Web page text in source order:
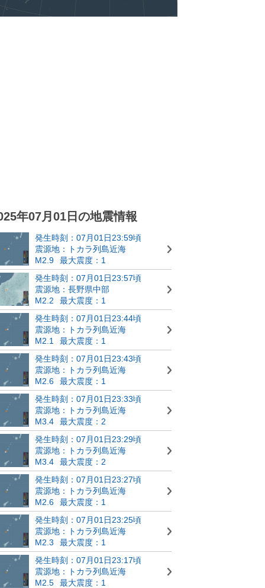
年07月01日の地震情報
発生時刻：07月01日23:59頃
震源地：トカラ列島近海
M2.9
最大震度：1
発生時刻：07月01日23:57頃
震源地：長野県中部
M2.2
最大震度：1
発生時刻：07月01日23:44頃
震源地：トカラ列島近海
M2.1
最大震度：1
発生時刻：07月01日23:43頃
震源地：トカラ列島近海
M2.6
最大震度：1
発生時刻：07月01日23:33頃
震源地：トカラ列島近海
M3.4
最大震度：2
発生時刻：07月01日23:29頃
震源地：トカラ列島近海
M3.4
最大震度：2
発生時刻：07月01日23:27頃
震源地：トカラ列島近海
M2.6
最大震度：1
発生時刻：07月01日23:25頃
震源地：トカラ列島近海
M2.3
最大震度：1
発生時刻：07月01日23:17頃
震源地：トカラ列島近海
M2.5
最大震度：1